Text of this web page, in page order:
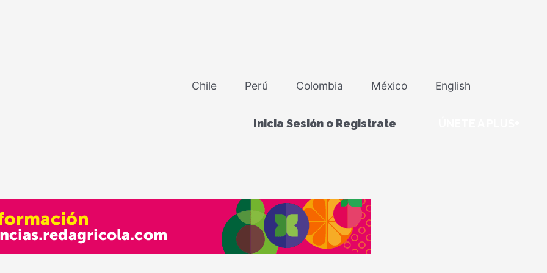
Chile Perú Colombia México English
Inicia Sesión o Registrate